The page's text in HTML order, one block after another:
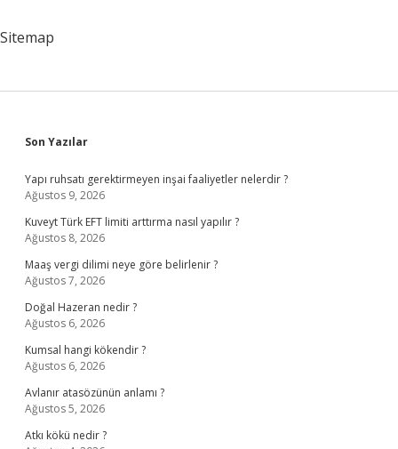
Sitemap
Sidebar
Son Yazılar
Yapı ruhsatı gerektirmeyen inşai faaliyetler nelerdir ?
Ağustos 9, 2026
Kuveyt Türk EFT limiti arttırma nasıl yapılır ?
Ağustos 8, 2026
Maaş vergi dilimi neye göre belirlenir ?
Ağustos 7, 2026
Doğal Hazeran nedir ?
Ağustos 6, 2026
Kumsal hangi kökendir ?
Ağustos 6, 2026
Avlanır atasözünün anlamı ?
Ağustos 5, 2026
Atkı kökü nedir ?